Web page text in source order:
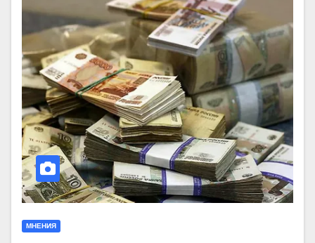
МНЕНИЯ